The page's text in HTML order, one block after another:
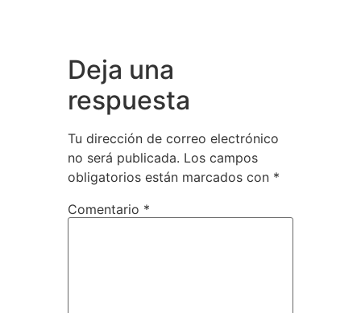
Deja una
respuesta
Tu dirección de correo electrónico
no será publicada. Los campos
obligatorios están marcados con *
Comentario *